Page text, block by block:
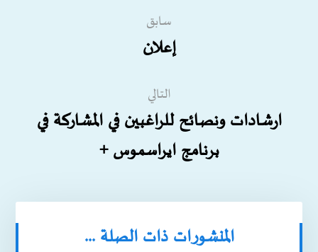
سابق
إعلان
التالي
ارشادات ونصائح للراغبين في المشاركة في
برنامج ايراسموس +
المنشورات ذات الصلة ...